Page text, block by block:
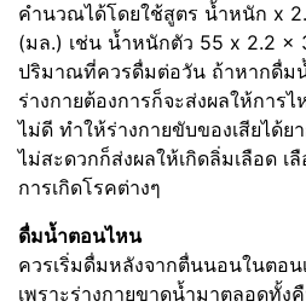
คำนวณได้โดยใช้สูตร น้ำหนัก x
(มล.) เช่น น้ำหนักตัว 55 x 2.2 x
ปริมาณที่ควรดื่มต่อวัน ถ้าหากดื่ม
ร่างกายต้องการก็จะส่งผลให้การ
ไม่ดี ทำให้ร่างกายขับของเสียได้ย
ไม่สะดวกก็ส่งผลให้เกิดลิ่มเลือด เ
การเกิดโรคต่างๆ
ดื่มน้ำตอนไหน
ควรเริ่มดื่มหลังจากตื่นนอนในตอ
เพราะร่างกายขาดน้ำมาตลอดทั้ง